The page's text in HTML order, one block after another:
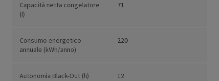
Capacità netta congelatore
(l)
71
Consumo energetico
annuale (kWh/anno)
220
Autonomia Black-Out (h) 12